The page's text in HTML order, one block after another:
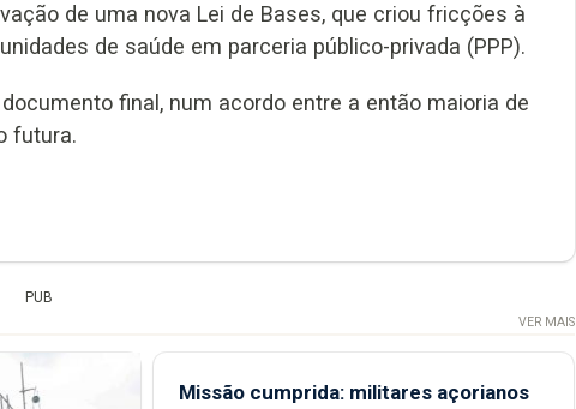
de uma nova Lei de Bases, que criou fricções à
de saúde em parceria público-privada (PPP).
final, num acordo entre a então maioria de
futura.
PUB
VER MAIS
Missão cumprida: militares açorianos